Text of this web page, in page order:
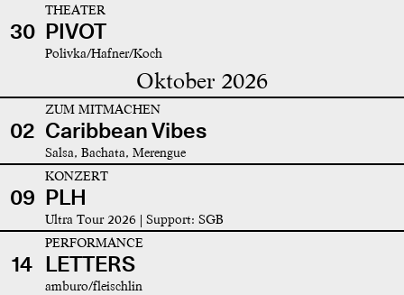
30
THEATER
PIVOT
Polivka/Hafner/Koch
Oktober 2026
02
ZUM MITMACHEN
Caribbean Vibes
Salsa, Bachata, Merengue
09
KONZERT
PLH
Ultra Tour 2026 | Support: SGB
14
PERFORMANCE
LETTERS
amburo/fleischlin